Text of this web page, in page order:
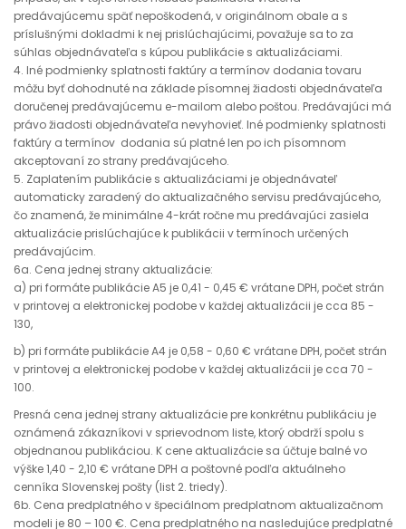
predávajúcemu späť nepoškodená, v originálnom obale a s
príslušnými dokladmi k nej prislúchajúcimi, považuje sa to za
súhlas objednávateľa s kúpou publikácie s aktualizáciami.
4. Iné podmienky splatnosti faktúry a termínov dodania tovaru
môžu byť dohodnuté na základe písomnej žiadosti objednávateľa
doručenej predávajúcemu e-mailom alebo poštou. Predávajúci má
právo žiadosti objednávateľa nevyhovieť. Iné podmienky splatnosti
faktúry a termínov dodania sú platné len po ich písomnom
akceptovaní zo strany predávajúceho.
5. Zaplatením publikácie s aktualizáciami je objednávateľ
automaticky zaradený do aktualizačného servisu predávajúceho,
čo znamená, že minimálne 4-krát ročne mu predávajúci zasiela
aktualizácie prislúchajúce k publikácii v termínoch určených
predávajúcim.
6a. Cena jednej strany aktualizácie:
a) pri formáte publikácie A5 je 0,41 - 0,45 € vrátane DPH, počet strán
v printovej a elektronickej podobe v každej aktualizácii je cca 85 -
130,
b) pri formáte publikácie A4 je 0,58 - 0,60 € vrátane DPH, počet strán
v printovej a elektronickej podobe v každej aktualizácii je cca 70 -
100.
Presná cena jednej strany aktualizácie pre konkrétnu publikáciu je
oznámená zákazníkovi v sprievodnom liste, ktorý obdrží spolu s
objednanou publikáciou. K cene aktualizácie sa účtuje balné vo
výške 1,40 - 2,10 € vrátane DPH a poštovné podľa aktuálneho
cenníka Slovenskej pošty (list 2. triedy).
6b. Cena predplatného v špeciálnom predplatnom aktualizačnom
modeli je 80 – 100 €. Cena predplatného na nasledujúce predplatné